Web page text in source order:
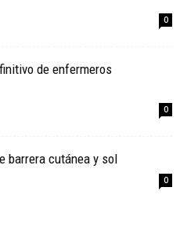
0
de enfermeros
0
barrera cutánea y sol
0